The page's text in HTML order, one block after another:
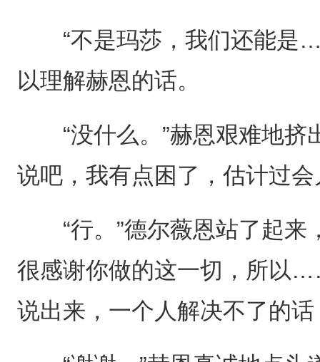
“不是玛莎，我们还能是
以理解赫恩的话。
“没什么。”赫恩艰难地挤
说吧，我有点困了，估计过会
“行。”德尔薇恩站了起来
很感谢你做的这一切，所以
说出来，一个人解决不了的